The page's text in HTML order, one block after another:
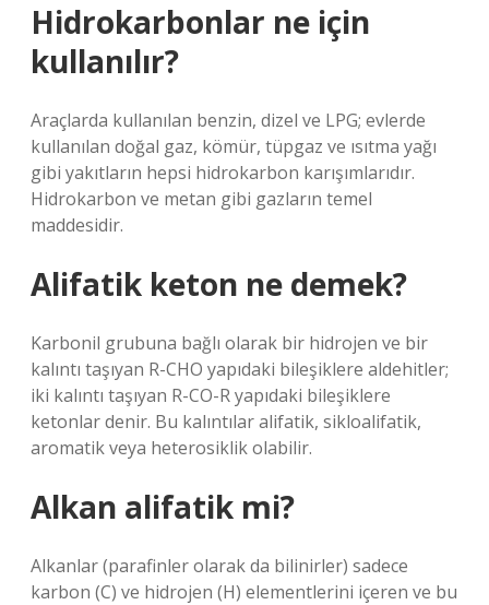
Hidrokarbonlar ne için
kullanılır?
Araçlarda kullanılan benzin, dizel ve LPG; evlerde
kullanılan doğal gaz, kömür, tüpgaz ve ısıtma yağı
gibi yakıtların hepsi hidrokarbon karışımlarıdır.
Hidrokarbon ve metan gibi gazların temel
maddesidir.
Alifatik keton ne demek?
Karbonil grubuna bağlı olarak bir hidrojen ve bir
kalıntı taşıyan R-CHO yapıdaki bileşiklere aldehitler;
iki kalıntı taşıyan R-CO-R yapıdaki bileşiklere
ketonlar denir. Bu kalıntılar alifatik, sikloalifatik,
aromatik veya heterosiklik olabilir.
Alkan alifatik mi?
Alkanlar (parafinler olarak da bilinirler) sadece
karbon (C) ve hidrojen (H) elementlerini içeren ve bu